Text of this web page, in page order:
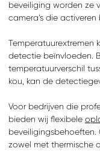
ZOEKEN
beveiliging worden ze
camera’s die
Temperatuurextremen
detectie beïnvloeden.
temperatuurverschil
kou, kan de
Voor bedrijven die
bieden wij flexibele
beveiligingsbehoeften.
zowel met thermische